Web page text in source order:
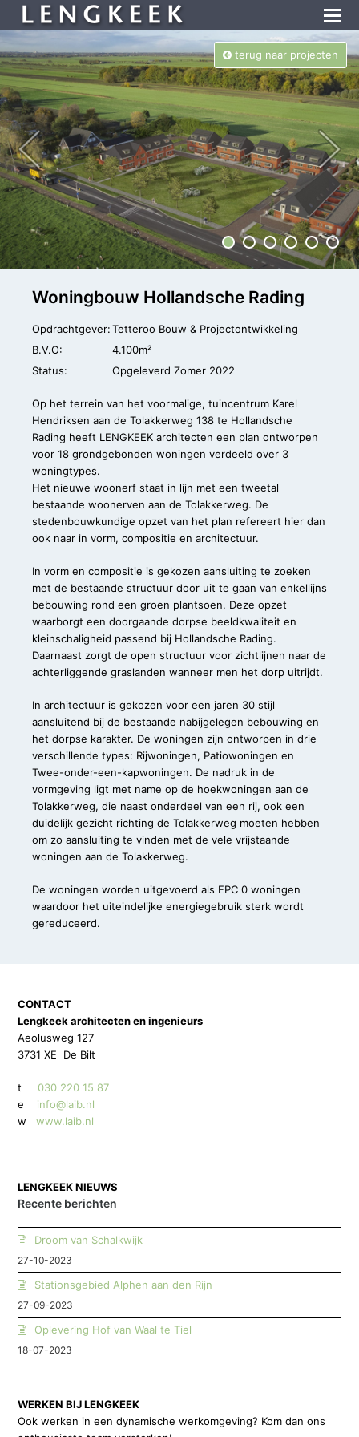
terug naar projecten
Woningbouw Hollandsche Rading
Opdrachtgever:Tetteroo Bouw & Projectontwikkeling
B.V.O:
4.100m²
Status:
Opgeleverd Zomer 2022
Op het terrein van het voormalige, tuincentrum Karel
Hendriksen aan de Tolakkerweg 138 te Hollandsche
Rading heeft LENGKEEK architecten een plan ontworpen
voor 18 grondgebonden woningen verdeeld over 3
woningtypes.
Het nieuwe woonerf staat in lijn met een tweetal
bestaande woonerven aan de Tolakkerweg. De
stedenbouwkundige opzet van het plan refereert hier dan
ook naar in vorm, compositie en architectuur.
In vorm en compositie is gekozen aansluiting te zoeken
met de bestaande structuur door uit te gaan van enkellijns
bebouwing rond een groen plantsoen. Deze opzet
waarborgt een doorgaande dorpse beeldkwaliteit en
kleinschaligheid passend bij Hollandsche Rading.
Daarnaast zorgt de open structuur voor zichtlijnen naar de
achterliggende graslanden wanneer men het dorp uitrijdt.
In architectuur is gekozen voor een jaren 30 stijl
aansluitend bij de bestaande nabijgelegen bebouwing en
het dorpse karakter. De woningen zijn ontworpen in drie
verschillende types: Rijwoningen, Patiowoningen en
Twee-onder-een-kapwoningen. De nadruk in de
vormgeving ligt met name op de hoekwoningen aan de
Tolakkerweg, die naast onderdeel van een rij, ook een
duidelijk gezicht richting de Tolakkerweg moeten hebben
om zo aansluiting te vinden met de vele vrijstaande
woningen aan de Tolakkerweg.
De woningen worden uitgevoerd als EPC 0 woningen
waardoor het uiteindelijke energiegebruik sterk wordt
gereduceerd.
CONTACT
Lengkeek architecten en ingenieurs
Aeolusweg 127
3731 XE De Bilt
t030 220 15 87
e info@laib.nl
w
www.laib.nl
LENGKEEK NIEUWS
Recente berichten
Droom van Schalkwijk
27-10-2023
Stationsgebied Alphen aan den Rijn
27-09-2023
Oplevering Hof van Waal te Tiel
18-07-2023
WERKEN BIJ LENGKEEK
Ook werken in een dynamische werkomgeving? Kom dan ons